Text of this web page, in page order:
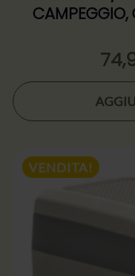
CAMPEGGIO,
VENDITA!